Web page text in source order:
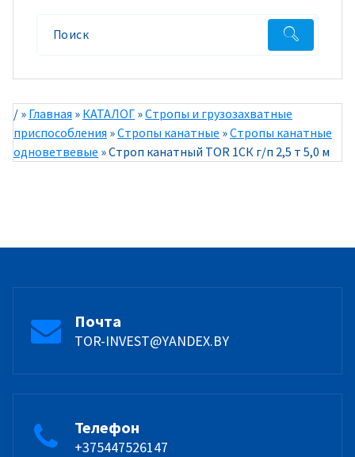
/ » Главная » КАТАЛОГ »Стропы и грузозахватные
приспособления »Стропы канатные »Стропы канатные
одноветвевые »Строп канатный TOR 1СК г/п 2,5 т 5,0 м
Почта
TOR-INVEST@YANDEX.BY
Телефон
+375447526147